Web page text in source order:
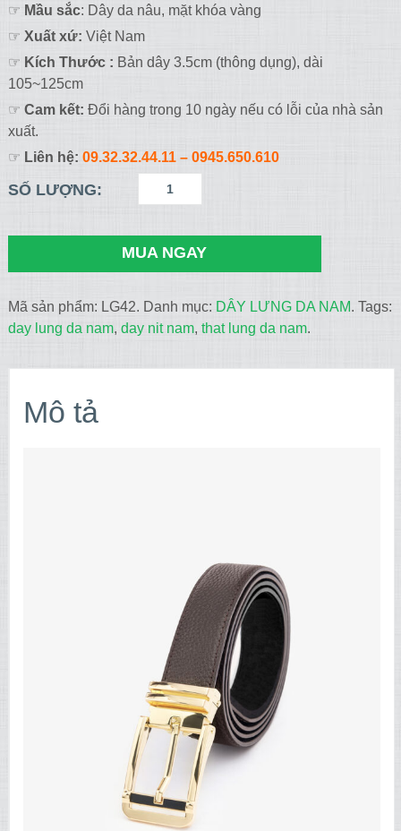
☞ Mầu sắc: Dây da nâu, mặt khóa vàng
☞ Xuất xứ: Việt Nam
☞ Kích Thước : Bản dây 3.5cm (thông dụng), dài
105~125cm
☞ Cam kết: Đổi hàng trong 10 ngày nếu có lỗi của nhà sản
xuất.
☞ Liên hệ: 09.32.32.44.11 – 0945.650.610
SỐ LƯỢNG:
MUA NGAY
Mã sản phẩm: LG42. Danh mục: DÂY LƯNG DA NAM. Tags:
day lung da nam, day nit nam, that lung da nam.
Mô tả